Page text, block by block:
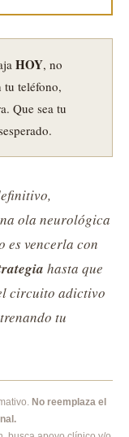
HOY, no
tu teléfono,
Que sea tu
ola neurológica
es vencerla con
hasta que
circuito adictivo
tu
No reemplaza el